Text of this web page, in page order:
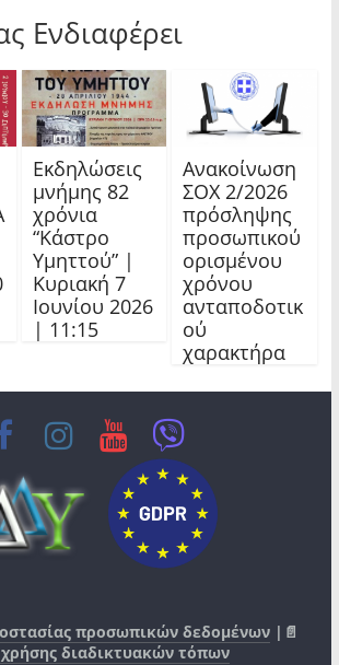
Ενδιαφέρει
Εκδηλώσεις
μνήμης 82
χρόνια
“Κάστρο
Υμηττού” |
Κυριακή 7
Ιουνίου 2026
| 11:15
Ανακοίνωση
ΣΟΧ 2/2026
πρόσληψης
προσωπικού
ορισμένου
χρόνου
ανταποδοτικ
ού
χαρακτήρα
προσωπικών δεδομένων |📄
διαδικτυακών τόπων